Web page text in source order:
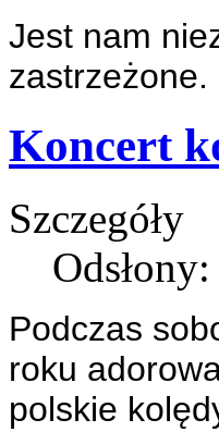
Jest nam
zastrzeżone.
Koncert
Szczegóły
Podczas
roku
polskie